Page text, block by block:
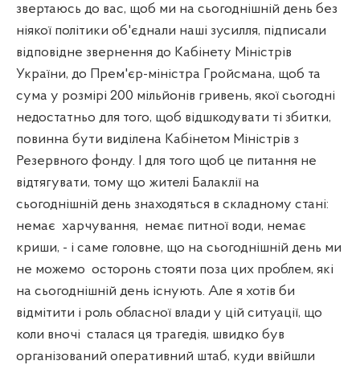
звертаюсь до вас, щоб ми на сьогоднішній день без
ніякої політики об'єднали наші зусилля, підписали
відповідне звернення до Кабінету Міністрів
України, до Прем'єр-міністра Гройсмана, щоб та
сума у розмірі 200 мільйонів гривень, якої сьогодні
недостатньо для того, щоб відшкодувати ті збитки,
повинна бути виділена Кабінетом Міністрів з
Резервного фонду. І для того щоб це питання не
відтягувати, тому що жителі Балаклії на
сьогоднішній день знаходяться в складному стані:
немає харчування, немає питної води, немає
криши, - і саме головне, що на сьогоднішній день ми
не можемо осторонь стояти поза цих проблем, які
на сьогоднішній день існують. Але я хотів би
відмітити і роль обласної влади у цій ситуації, що
коли вночі сталася ця трагедія, швидко був
організований оперативний штаб, куди ввійшли